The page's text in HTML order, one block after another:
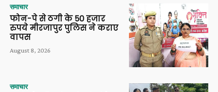
समाचार
फोन-पे से ठगी के 50 हजार
रुपये मीरजापुर पुलिस ने कराए
वापस
August 8, 2026
समाचार